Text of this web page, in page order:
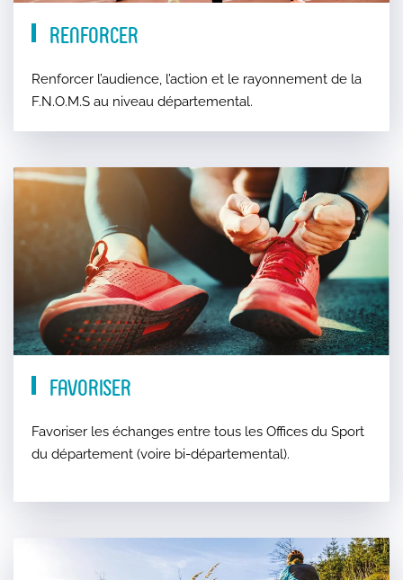
Renforcer
Renforcer l’audience, l’action et le rayonnement de la
F.N.O.M.S au niveau départemental.
Favoriser
Favoriser les échanges entre tous les Offices du Sport
du département (voire bi-départemental).